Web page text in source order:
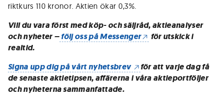
riktkurs 110 kronor. Aktien ökar 0,3%.
Vill du vara först med köp- och säljråd, aktieanalyser
och nyheter –följ oss på Messenger
för utskick i
realtid.
Signa upp dig på vårt nyhetsbrev
för att varje dag få
de senaste aktietipsen, affärerna i våra aktieportföljer
och nyheterna sammanfattade.